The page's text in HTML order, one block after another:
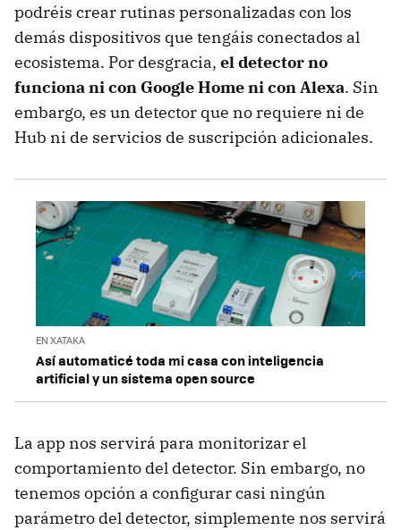
podréis crear rutinas personalizadas con los
demás dispositivos que tengáis conectados al
ecosistema. Por desgracia, el detector no
funciona ni con Google Home ni con Alexa. Sin
embargo, es un detector que no requiere ni de
Hub ni de servicios de suscripción adicionales.
EN XATAKA
Así automaticé toda mi casa con inteligencia
artificial y un sistema open source
La app nos servirá para monitorizar el
comportamiento del detector. Sin embargo, no
tenemos opción a configurar casi ningún
parámetro del detector, simplemente nos servirá